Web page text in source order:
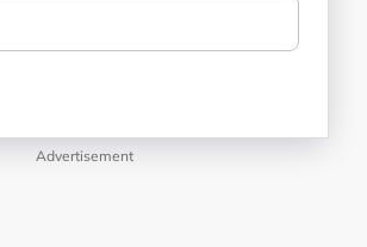
Advertisement